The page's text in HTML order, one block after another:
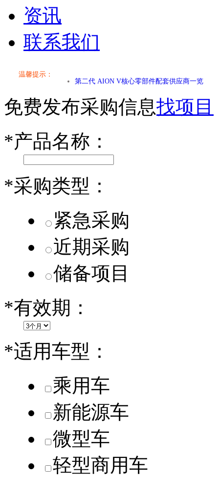
资讯
联系我们
温馨提示：
小米SU7核心零部件配套供应商一览
乐道L60核心零部件配套供应商一览
小米SU7核心零部件配套供应商一览
第二代 AION V核心零部件配套供应商一览
免费发布采购信息找项目
*产品名称：
*采购类型：
紧急采购
近期采购
储备项目
*有效期：
*适用车型：
乘用车
新能源车
微型车
轻型商用车